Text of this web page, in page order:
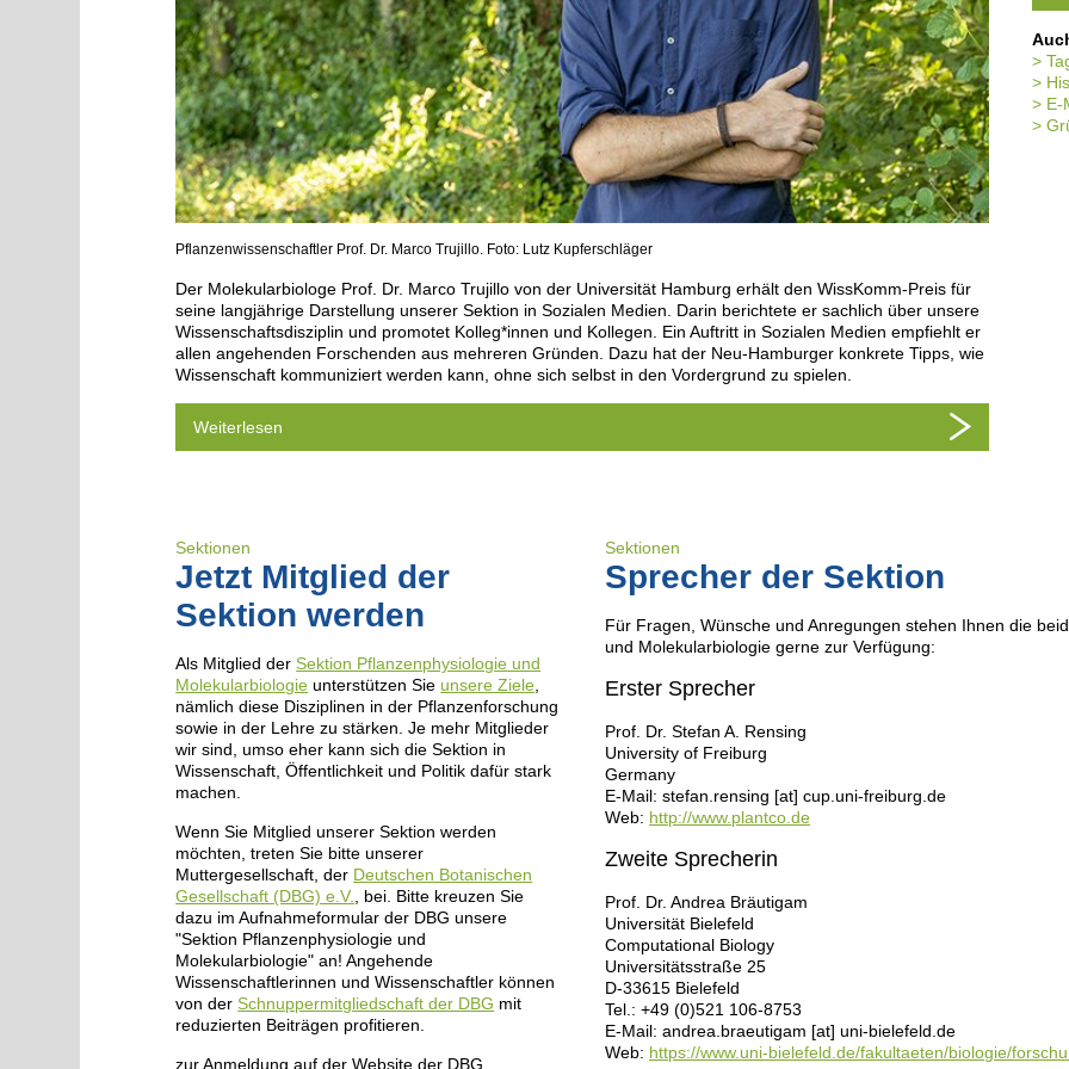
Pflanzenwissenschaftler Prof. Dr. Marco Trujillo. Foto: Lutz Kupferschläger
Der Molekularbiologe Prof. Dr. Marco Trujillo von der Universität Hamburg erhält den WissKomm-Preis für
seine langjährige Darstellung unserer Sektion in Sozialen Medien. Darin berichtete er sachlich über unsere
Wissenschaftsdisziplin und promotet Kolleg*innen und Kollegen. Ein Auftritt in Sozialen Medien empfiehlt er
allen angehenden Forschenden aus mehreren Gründen. Dazu hat der Neu-Hamburger konkrete Tipps, wie
Wissenschaft kommuniziert werden kann, ohne sich selbst in den Vordergrund zu spielen.
Weiterlesen
E-
Sektionen
Jetzt Mitglied der
Sektion werden
Als Mitglied derSektion Pflanzenphysiologie und
Molekularbiologie unterstützen Sie unsere Ziele
nämlich diese Disziplinen in der Pflanzenforschung
sowie in der Lehre zu stärken. Je mehr Mitglieder
wir sind, umso eher kann sich die Sektion in
Wissenschaft, Öffentlichkeit und Politik dafür stark
machen.
Wenn Sie Mitglied unserer Sektion werden
möchten, treten Sie bitte unserer
Muttergesellschaft, der Deutschen Botanischen
Gesellschaft (DBG) e.V.
, bei. Bitte kreuzen Sie
dazu im Aufnahmeformular der DBG unsere
"Sektion Pflanzenphysiologie und
Molekularbiologie" an! Angehende
Wissenschaftlerinnen und Wissenschaftler können
von derSchnuppermitgliedschaft der DBG mit
reduzierten Beiträgen profitieren.
zur Anmeldung auf der Website der DBG
Sektionen
Sprecher der Sektion
Für Fragen, Wünsche und Anregungen stehen Ihnen die
und Molekularbiologie gerne zur Verfügung:
Erster Sprecher
Prof. Dr. Stefan A. Rensing
University of Freiburg
Germany
E-Mail: stefan.rensing [at] cup.uni-freiburg.de
Web: http://www.plantco.de
Zweite Sprecherin
Prof. Dr. Andrea Bräutigam
Universität Bielefeld
Computational Biology
Universitätsstraße 25
D-33615 Bielefeld
Tel.: +49 (0)521 106-8753
E-Mail: andrea.braeutigam [at] uni-bielefeld.de
Web: https://www.uni-bielefeld.de/fakultaeten/biologie/